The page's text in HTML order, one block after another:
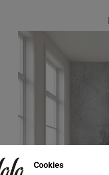
Cookies